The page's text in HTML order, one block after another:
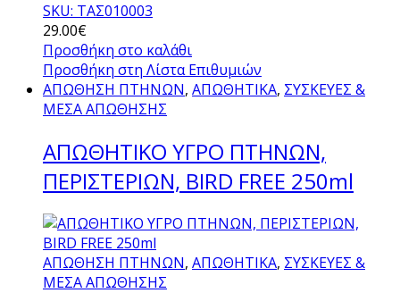
SKU: ΤΑΣ010003
29.00€
Προσθήκη στο καλάθι
Προσθήκη στη Λίστα Επιθυμιών
ΑΠΩΘΗΣΗ ΠΤΗΝΩΝ, ΑΠΩΘΗΤΙΚΑ, ΣΥΣΚΕΥΕΣ &
ΜΕΣΑ ΑΠΩΘΗΣΗΣ
AΠΩΘΗΤΙΚΟ ΥΓΡΟ ΠΤΗΝΩΝ,
ΠΕΡΙΣΤΕΡΙΩΝ, BIRD FREE 250ml
ΑΠΩΘΗΣΗ ΠΤΗΝΩΝ, ΑΠΩΘΗΤΙΚΑ, ΣΥΣΚΕΥΕΣ &
ΜΕΣΑ ΑΠΩΘΗΣΗΣ